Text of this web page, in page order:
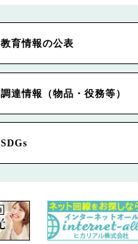
教育情報の公表
調達情報（物品・役務等）
SDGs